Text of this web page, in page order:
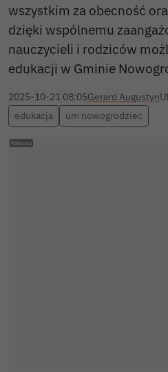
wszystkim za obecność
dzięki wspólnemu
nauczycieli i rodziców
edukacji w Gminie
2025-10-21 08:05Gerard Augustyn
edukacja
um nowogrodziec